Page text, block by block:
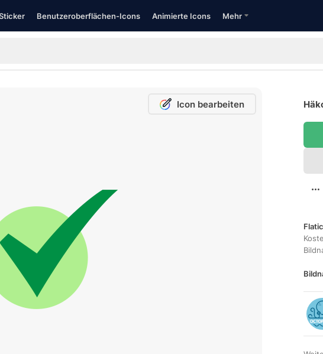
Benutzeroberflächen-Icons Animierte Icons Mehr
Icon bearbeiten